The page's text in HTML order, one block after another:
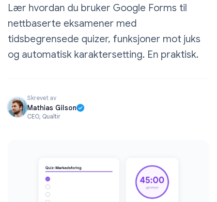
Lær hvordan du bruker Google Forms til
nettbaserte eksamener med
tidsbegrensede quizer, funksjoner mot juks
og automatisk karaktersetting. En praktisk.
Skrevet av
Mathias Gilson
CEO, Qualtir